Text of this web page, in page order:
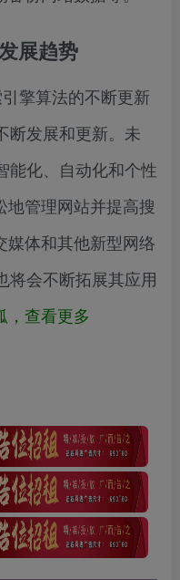
展趋势
擎算法的不断更新
断发展和更新。未
能化、自动化和个性
管理网站并提高搜
媒体和其他新型网络
将会不断拓展其应用
，查看更多